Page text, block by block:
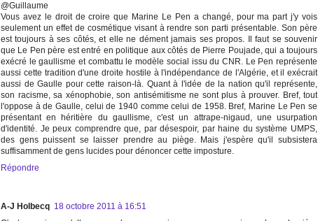
@Guillaume
Vous avez le droit de croire que Marine Le Pen a changé, pour ma part j'y vois
seulement un effet de cosmétique visant à rendre son parti présentable. Son père
est toujours à ses côtés, et elle ne dément jamais ses propos. Il faut se souvenir
que Le Pen père est entré en politique aux côtés de Pierre Poujade, qui a toujours
exécré le gaullisme et combattu le modèle social issu du CNR. Le Pen représente
aussi cette tradition d'une droite hostile à l'indépendance de l'Algérie, et il exécrait
aussi de Gaulle pour cette raison-là. Quant à l'idée de la nation qu'il représente,
son racisme, sa xénophobie, son antisémitisme ne sont plus à prouver. Bref, tout
l'oppose à de Gaulle, celui de 1940 comme celui de 1958. Bref, Marine Le Pen se
présentant en héritière du gaullisme, c'est un attrape-nigaud, une usurpation
d'identité. Je peux comprendre que, par désespoir, par haine du système UMPS,
des gens puissent se laisser prendre au piège. Mais j'espère qu'il subsistera
suffisamment de gens lucides pour dénoncer cette imposture.
Répondre
A-J Holbecq 18 octobre 2011 à 16:51